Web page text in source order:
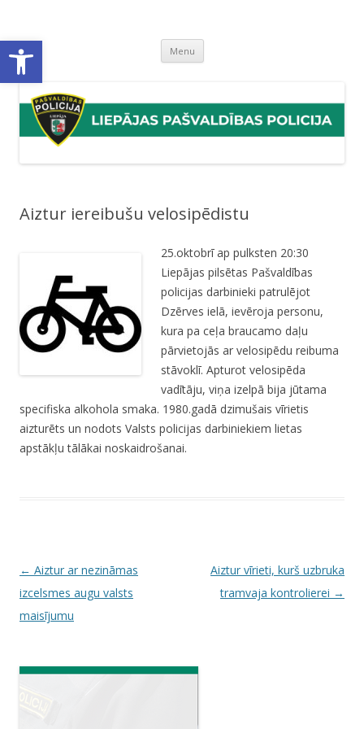
Open toolbar Menu Skip
content
Aiztur iereibušu velosipēdistu
25.oktobrī ap pulksten 20:30
Liepājas pilsētas Pašvaldības
policijas darbinieki patrulējot
Dzērves ielā, ievēroja personu,
kura pa ceļa braucamo daļu
pārvietojās ar velosipēdu reibuma
stāvoklī. Apturot velosipēda
vadītāju, viņa izelpā bija jūtama
specifiska alkohola smaka. 1980.gadā dzimušais vīrietis
aizturēts un nodots Valsts policijas darbiniekiem lietas
apstākļu tālākai noskaidrošanai.
P
o
s
← Aiztur ar nezināmas
izcelsmes augu valsts
maisījumu
Aiztur vīrieti, kurš uzbruka
tramvaja kontrolierei →